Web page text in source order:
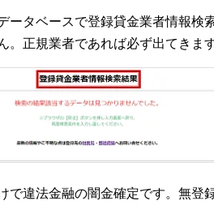
ータベースで登録貸金業者情報
。正規業者であれば必ず出てきます
で違法金融の闇金確定です。無登